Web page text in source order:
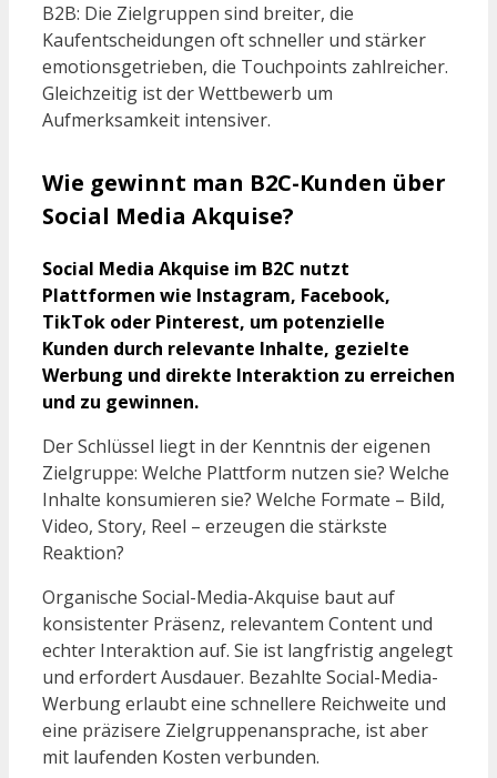
B2B: Die Zielgruppen sind breiter, die
Kaufentscheidungen oft schneller und stärker
emotionsgetrieben, die Touchpoints zahlreicher.
Gleichzeitig ist der Wettbewerb um
Aufmerksamkeit intensiver.
Wie gewinnt man B2C-Kunden über
Social Media Akquise?
Social Media Akquise im B2C nutzt
Plattformen wie Instagram, Facebook,
TikTok oder Pinterest, um potenzielle
Kunden durch relevante Inhalte, gezielte
Werbung und direkte Interaktion zu erreichen
und zu gewinnen.
Der Schlüssel liegt in der Kenntnis der eigenen
Zielgruppe: Welche Plattform nutzen sie? Welche
Inhalte konsumieren sie? Welche Formate – Bild,
Video, Story, Reel – erzeugen die stärkste
Reaktion?
Organische Social-Media-Akquise baut auf
konsistenter Präsenz, relevantem Content und
echter Interaktion auf. Sie ist langfristig angelegt
und erfordert Ausdauer. Bezahlte Social-Media-
Werbung erlaubt eine schnellere Reichweite und
eine präzisere Zielgruppenansprache, ist aber
mit laufenden Kosten verbunden.